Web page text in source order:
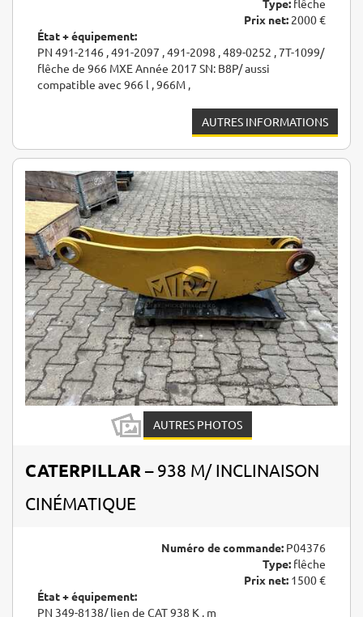
Type: flêche
Prix net: 2000 €
État + équipement:
PN 491-2146 , 491-2097 , 491-2098 , 489-0252 , 7T-1099/
flêche de 966 MXE Année 2017 SN: B8P/ aussi
compatible avec 966 l , 966M ,
AUTRES INFORMATIONS
AUTRES PHOTOS
CATERPILLAR – 938 M/ INCLINAISON
CINÉMATIQUE
Numéro de commande: P04376
Type: flêche
Prix net: 1500 €
État + équipement:
PN 349-8138/ lien de CAT 938 K , m